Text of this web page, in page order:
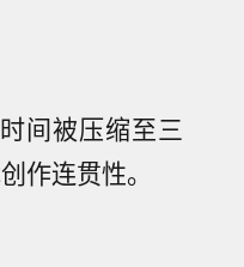
间被压缩至三
作连贯性。